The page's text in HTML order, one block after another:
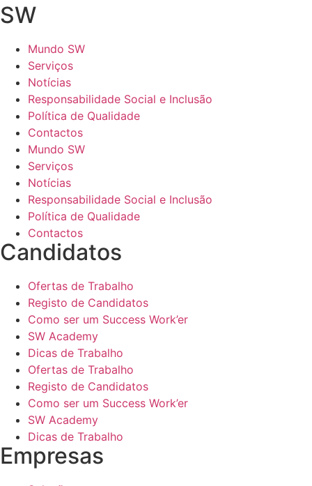
SW
Mundo SW
Serviços
Notícias
Responsabilidade Social e Inclusão
Política de Qualidade
Contactos
Mundo SW
Serviços
Notícias
Responsabilidade Social e Inclusão
Política de Qualidade
Contactos
Candidatos
Ofertas de Trabalho
Registo de Candidatos
Como ser um Success Work’er
SW Academy
Dicas de Trabalho
Ofertas de Trabalho
Registo de Candidatos
Como ser um Success Work’er
SW Academy
Dicas de Trabalho
Empresas